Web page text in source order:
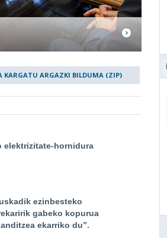
KARGATU ARGAZKI BILDUMA (ZIP)
elektrizitate-hornidura
ezinbesteko
gabeko kopurua
ekarriko du”.